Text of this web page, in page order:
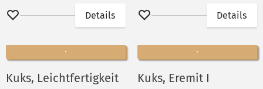
Merken
Details
Merken
Details
Kuks, Leichtfertigkeit Kuks, Eremit I